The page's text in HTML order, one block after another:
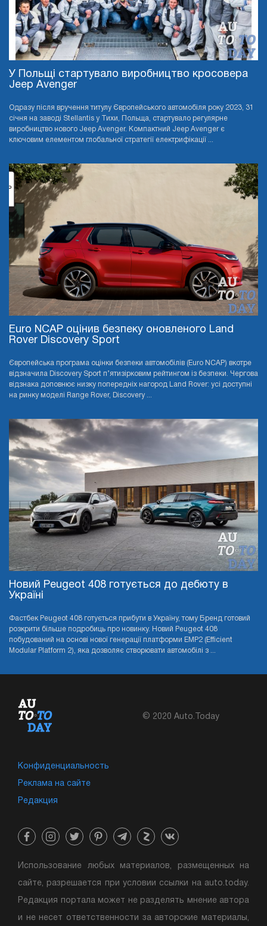
У Польщі стартувало виробництво кросовера
Jeep Avenger
Одразу після вручення титулу Європейського автомобіля року 2023, 31
січня на заводі Stellantis у Тихи, Польща, стартувало регулярне
виробництво нового Jeep Avenger. Компактний Jeep Avenger є
ключовим елементом глобальної стратегії електрифікації ...
Euro NCAP оцінив безпеку оновленого Land
Rover Discovery Sport
Європейська програма оцінки безпеки автомобілів (Euro NCAP) вкотре
відзначила Discovery Sport п’ятизірковим рейтингом із безпеки. Чергова
відзнака доповнює низку попередніх нагород Land Rover: усі доступні
на ринку моделі Range Rover, Discovery ...
Новий Peugeot 408 готується до дебюту в
Україні
Фастбек Peugeot 408 готується прибути в Україну, тому Бренд готовий
розкрити більше подробиць про новинку. Новий Peugeot 408
побудований на основі нової генерації платформи EMP2 (Efficient
Modular Platform 2), яка дозволяє створювати автомобілі з ...
© 2020 Auto.Today
Конфиденциальность
Реклама на сайте
Редакция
Использование любых материалов, размещенных на
сайте, разрешается при условии ссылки на auto.today.
Редакция портала может не разделять мнение автора
и не несет ответственности за авторские материалы,